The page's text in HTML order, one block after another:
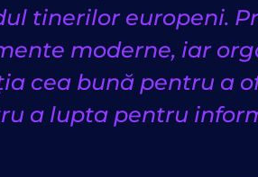
tinerilor europeni.
moderne, iar
cea bună pentru a
a lupta pentru